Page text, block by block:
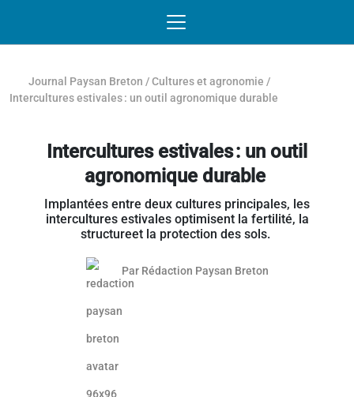
Journal Paysan Breton /Cultures et agronomie /
Intercultures estivales : un outil agronomique durable
Intercultures estivales : un outil
agronomique durable
Implantées entre deux cultures principales, les
intercultures estivales optimisent la fertilité, la
structureet la protection des sols.
Par Rédaction Paysan Breton